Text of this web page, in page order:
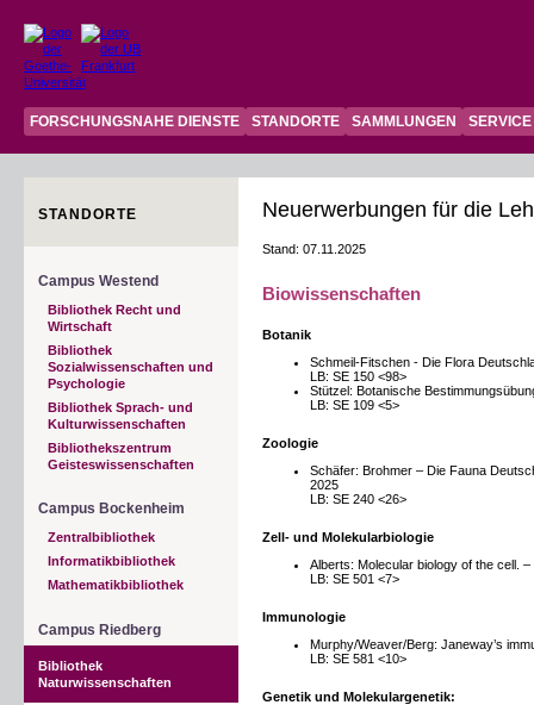
FORSCHUNGSNAHE DIENSTE STANDORTE SAMMLUNGEN SERVICE
STANDORTE
Campus Westend
Bibliothek Recht und
Wirtschaft
Bibliothek
Sozialwissenschaften und
Psychologie
Bibliothek Sprach- und
Kulturwissenschaften
Bibliothekszentrum
Geisteswissenschaften
Campus Bockenheim
Zentralbibliothek
Informatikbibliothek
Mathematikbibliothek
Campus Riedberg
Bibliothek
Naturwissenschaften
Neuerwerbungen für die
Stand: 07.11.2025
Biowissenschaften
Botanik
Schmeil-Fitschen - Die Flora
LB: SE 150 <98>
Stützel: Botanische
LB: SE 109 <5>
Zoologie
Schäfer: Brohmer – Die Fauna
2025
LB: SE 240 <26>
Zell- und Molekularbiologie
Alberts: Molecular biology of the cell.
LB: SE 501 <7>
Immunologie
Murphy/Weaver/Berg: Janeway’s
LB: SE 581 <10>
Genetik und Molekulargenetik: